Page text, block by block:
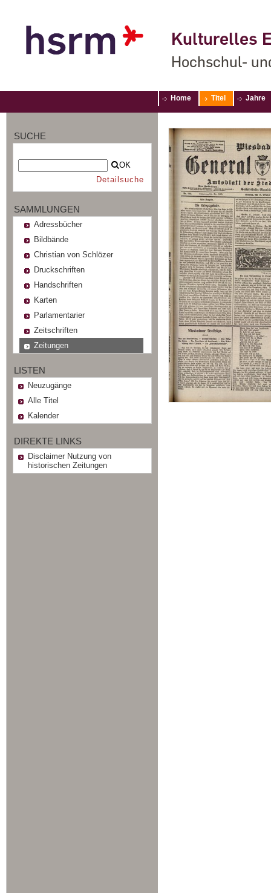
Kulturelles
Hochschul-
Home Titel Jahre
SUCHE
OK
Detailsuche
SAMMLUNGEN
Adressbücher
Bildbände
Christian von Schlözer
Druckschriften
Handschriften
Karten
Parlamentarier
Zeitschriften
Zeitungen
LISTEN
Neuzugänge
Alle Titel
Kalender
DIREKTE LINKS
Disclaimer Nutzung von
historischen Zeitungen